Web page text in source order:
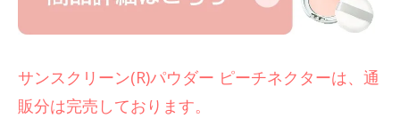
サンスクリーン(R)パウダー ピーチネクターは、通
販分は完売しております。